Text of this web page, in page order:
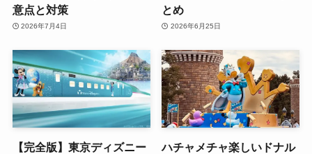
意点と対策
2026年7月4日
とめ
2026年6月25日
【完全版】東京ディズニー
ハチャメチャ楽しいドナル